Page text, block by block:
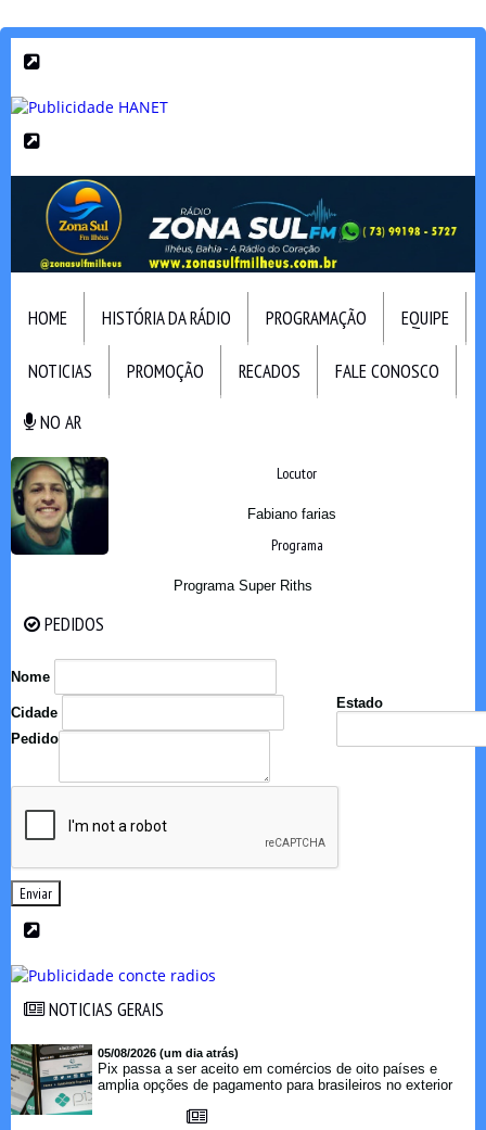
HOME HISTÓRIA DA RÁDIO PROGRAMAÇÃO EQUIPE
NOTICIAS PROMOÇÃO RECADOS FALE CONOSCO
NO AR
Locutor
Fabiano farias
Programa
Programa Super Riths
PEDIDOS
Nome
Cidade
Estado
Pedido
Enviar
NOTICIAS GERAIS
05/08/2026 (um dia atrás)
Pix passa a ser aceito em comércios de oito países e
amplia opções de pagamento para brasileiros no exterior